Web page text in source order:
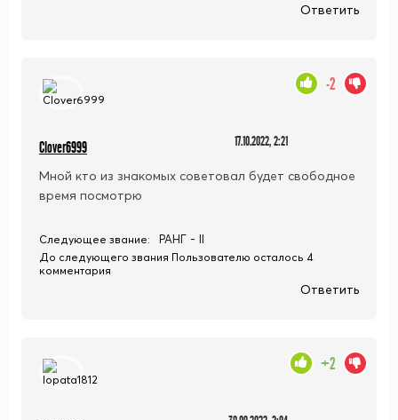
Ответить
Clover6999 17.10.2022, 2:21
Мной кто из знакомых советовал будет свободное
время посмотрю
-2
Следующее звание: РАНГ - II
До следующего звания Пользователю осталось 4
комментария
Ответить
+2